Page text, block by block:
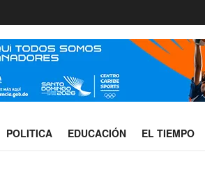
POLITICA EDUCACIÓN EL TIEMPO